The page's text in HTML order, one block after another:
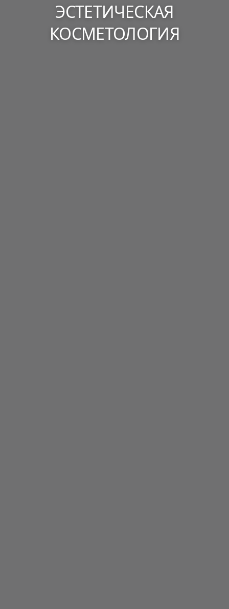
ЭСТЕТИЧЕСКАЯ
КОСМЕТОЛОГИЯ